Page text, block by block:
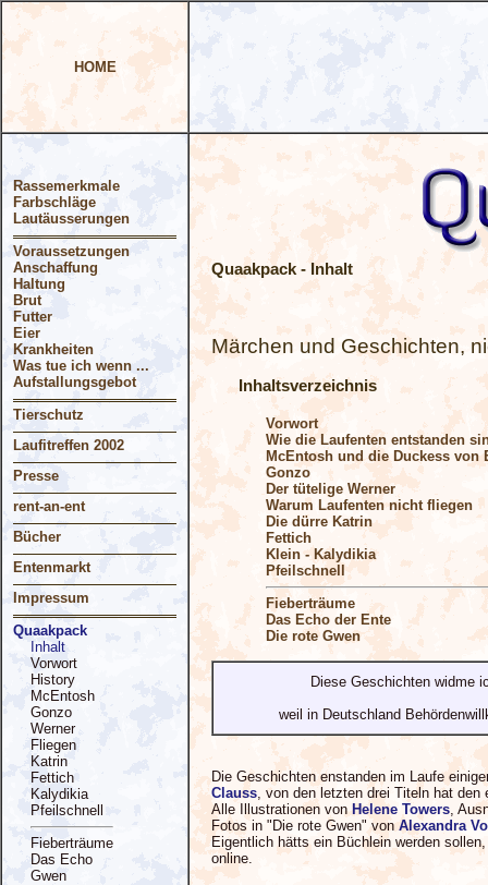
HOME
Rassemerkmale
Farbschläge
Lautäusserungen
Voraussetzungen
Anschaffung
Haltung
Brut
Futter
Eier
Krankheiten
Was tue ich wenn ...
Aufstallungsgebot
Tierschutz
Laufitreffen 2002
Presse
rent-an-ent
Bücher
Entenmarkt
Impressum
Quaakpack
Inhalt
Vorwort
History
McEntosh
Gonzo
Werner
Fliegen
Katrin
Fettich
Kalydikia
Pfeilschnell
Fieberträume
Das Echo
Gwen
Quaakpack - Inhalt
Märchen und Geschichten,
Inhaltsverzeichnis
Vorwort
Wie die Laufenten entstanden
McEntosh und die Duckess von
Gonzo
Der tütelige Werner
Warum Laufenten nicht fliegen
Die dürre Katrin
Fettich
Klein - Kalydikia
Pfeilschnell
Fieberträume
Das Echo der Ente
Die rote Gwen
Diese Geschichten widme
weil in Deutschland
Die Geschichten enstanden im Laufe
Clauss, von den letzten drei Titeln hat den
Alle Illustrationen von Helene Towers,
Fotos in "Die rote Gwen" von Alexandra
Eigentlich hätts ein Büchlein werden
online.